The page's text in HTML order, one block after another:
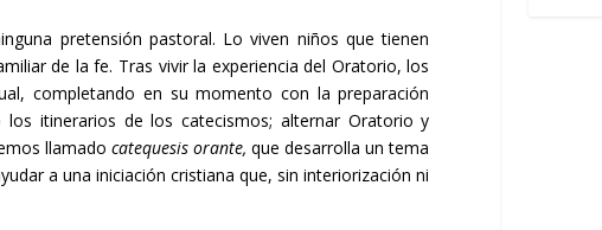
pretensión pastoral. Lo viven niños que tienen
de la fe. Tras vivir la experiencia del Oratorio, los
completando en su momento con la preparación
itinerarios de los catecismos; alternar Oratorio y
llamadocatequesis orante, que desarrolla un tema
a una iniciación cristiana que, sin interiorización ni